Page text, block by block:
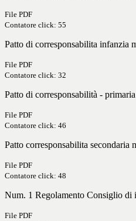
File PDF
Contatore click: 55
Patto di corresponsabilita infanzia
File PDF
Contatore click: 32
Patto di corresponsabilità -
File PDF
Contatore click: 46
Patto corresponsabilita secondaria
File PDF
Contatore click: 48
Num. 1 Regolamento Consiglio
File PDF